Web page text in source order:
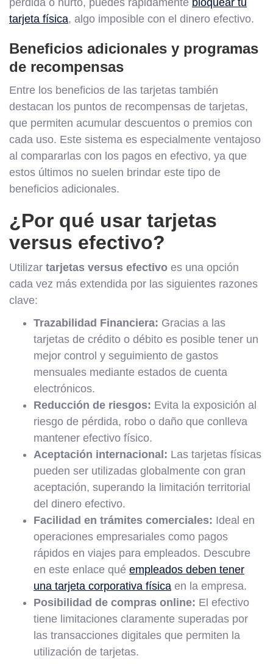
tarjeta física, algo imposible con el dinero efectivo.
Beneficios adicionales y programas
de recompensas
Entre los beneficios de las tarjetas también
destacan los puntos de recompensas de tarjetas,
que permiten acumular descuentos o premios con
cada uso. Este sistema es especialmente ventajoso
al compararlas con los pagos en efectivo, ya que
estos últimos no suelen brindar este tipo de
beneficios adicionales.
¿Por qué usar tarjetas
versus efectivo?
Utilizar tarjetas versus efectivo es una opción
cada vez más extendida por las siguientes razones
clave:
Trazabilidad Financiera: Gracias a las
tarjetas de crédito o débito es posible tener un
mejor control y seguimiento de gastos
mensuales mediante estados de cuenta
electrónicos.
Reducción de riesgos: Evita la exposición al
riesgo de pérdida, robo o daño que conlleva
mantener efectivo físico.
Aceptación internacional: Las tarjetas físicas
pueden ser utilizadas globalmente con gran
aceptación, superando la limitación territorial
del dinero efectivo.
Facilidad en trámites comerciales: Ideal en
operaciones empresariales como pagos
rápidos en viajes para empleados. Descubre
en este enlace qué empleados deben tener
una tarjeta corporativa física en la empresa.
Posibilidad de compras online: El efectivo
tiene limitaciones claramente superadas por
las transacciones digitales que permiten la
utilización de tarjetas.